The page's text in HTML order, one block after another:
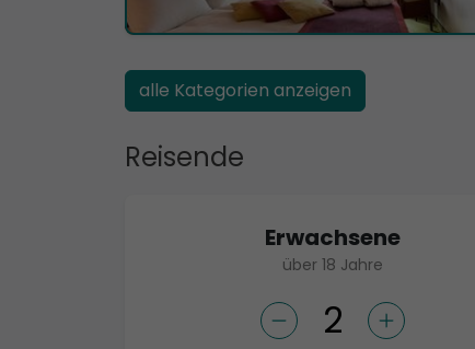
alle Kategorien anzeigen
Reisende
Erwachsene
über 18 Jahre